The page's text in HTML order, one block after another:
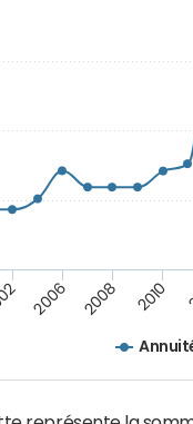
2006 2008 2010